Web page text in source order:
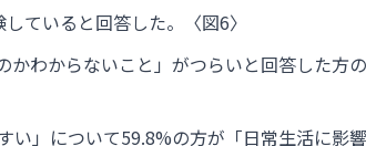
ていると回答した。〈図6〉
わからないこと」がつらいと回答した方
」について59.8%の方が「日常生活に影